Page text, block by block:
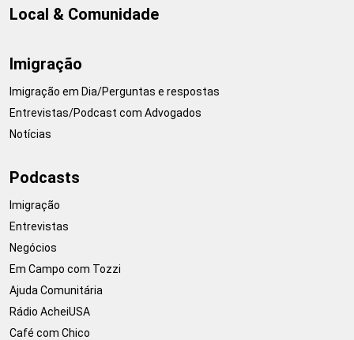
Local & Comunidade
Imigração
Imigração em Dia/Perguntas e respostas
Entrevistas/Podcast com Advogados
Notícias
Podcasts
Imigração
Entrevistas
Negócios
Em Campo com Tozzi
Ajuda Comunitária
Rádio AcheiUSA
Café com Chico